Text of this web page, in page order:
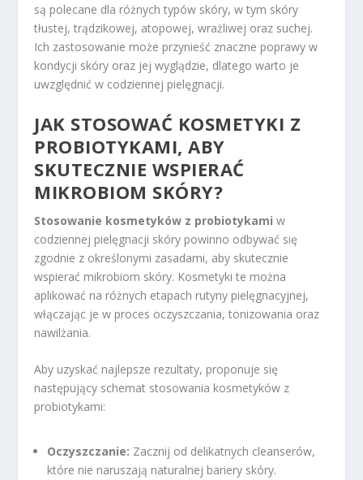
są polecane dla różnych typów skóry, w tym skóry
tłustej, trądzikowej, atopowej, wrażliwej oraz suchej.
Ich zastosowanie może przynieść znaczne poprawy w
kondycji skóry oraz jej wyglądzie, dlatego warto je
uwzględnić w codziennej pielęgnacji.
JAK STOSOWAĆ KOSMETYKI Z
PROBIOTYKAMI, ABY
SKUTECZNIE WSPIERAĆ
MIKROBIOM SKÓRY?
Stosowanie kosmetyków z probiotykami w
codziennej pielęgnacji skóry powinno odbywać się
zgodnie z określonymi zasadami, aby skutecznie
wspierać mikrobiom skóry. Kosmetyki te można
aplikować na różnych etapach rutyny pielęgnacyjnej,
włączając je w proces oczyszczania, tonizowania oraz
nawilżania.
Aby uzyskać najlepsze rezultaty, proponuje się
następujący schemat stosowania kosmetyków z
probiotykami:
Oczyszczanie: Zacznij od delikatnych cleanserów,
które nie naruszają naturalnej bariery skóry.